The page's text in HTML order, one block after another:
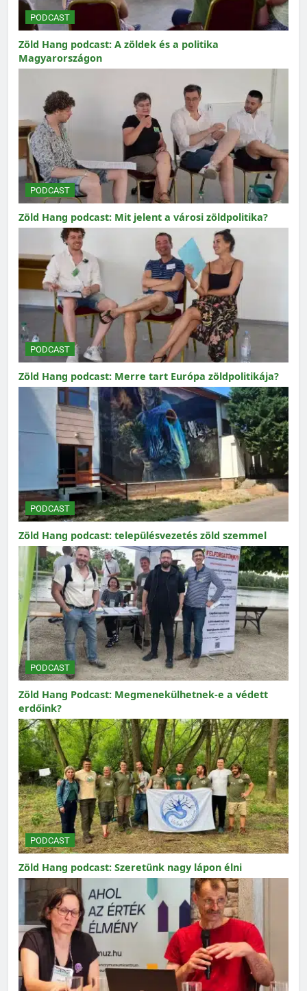
PODCAST
Zöld Hang podcast: A zöldek és a politika
Magyarországon
PODCAST
Zöld Hang podcast: Mit jelent a városi zöldpolitika?
PODCAST
Zöld Hang podcast: Merre tart Európa zöldpolitikája?
PODCAST
Zöld Hang podcast: településvezetés zöld szemmel
PODCAST
Zöld Hang Podcast: Megmenekülhetnek-e a védett
erdőink?
PODCAST
Zöld Hang podcast: Szeretünk nagy lápon élni